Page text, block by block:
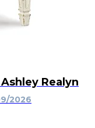
Realyn
2026